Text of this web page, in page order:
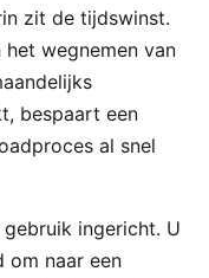
zit de tijdswinst.
wegnemen van
bespaart een
al snel
ingericht. U
om naar een